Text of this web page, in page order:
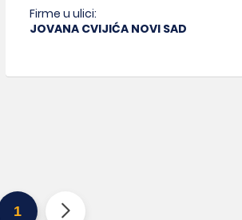
Firme u ulici:
JOVANA CVIJIĆA NOVI SAD
1